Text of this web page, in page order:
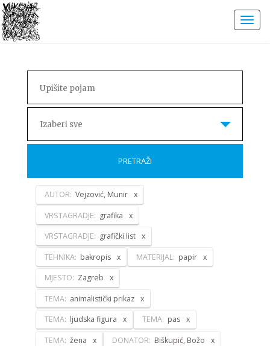
Izaberi sve
PRETRAŽI
AUTOR: Vejzović, Munir
VRSTAGRADJE: grafika
VRSTAGRADJE: grafički list
TEHNIKA: bakropis MATERIJAL: papir
MJESTO: Zagreb
TEMA: animalistički prikaz
TEMA: ljudska figura TEMA: pas
TEMA: žena DONATOR: Biškupić, Božo